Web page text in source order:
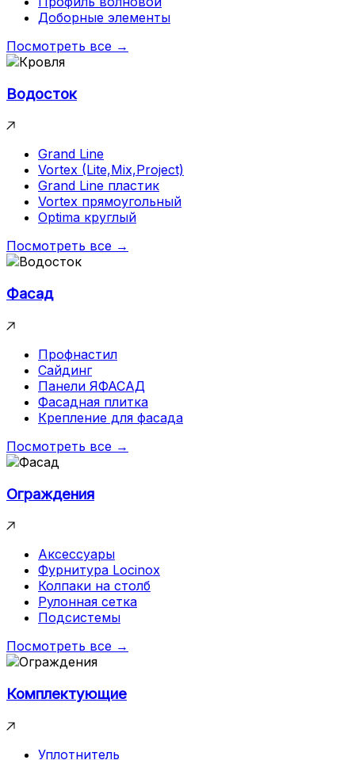
Доборные элементы
Посмотреть все →
Водосток
Grand Line
Vortex (Lite,Mix,Project)
Grand Line пластик
Vortex прямоугольный
Optima круглый
Посмотреть все →
Фасад
Профнастил
Сайдинг
Панели ЯФАСАД
Фасадная плитка
Крепление для фасада
Посмотреть все →
Ограждения
Аксессуары
Фурнитура Locinox
Колпаки на столб
Рулонная сетка
Подсистемы
Посмотреть все →
Комплектующие
Уплотнитель